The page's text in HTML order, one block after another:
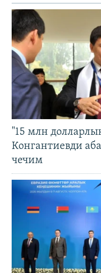
"15 млн
Конгантиевди
чечим